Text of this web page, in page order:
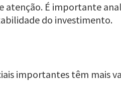
É importante
do investimento.
importantes têm mais